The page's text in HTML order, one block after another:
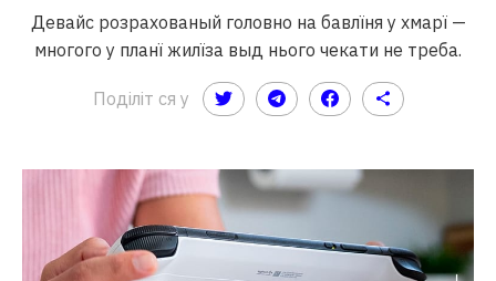
Девайс розрахованый головно на бавлїня у хмарї —
многого у планї жилїза выд нього чекати не треба.
Поділіт ся у